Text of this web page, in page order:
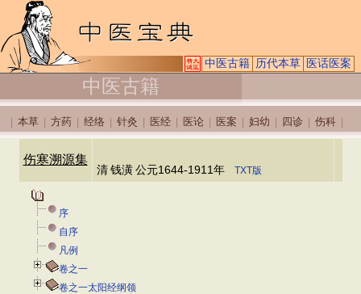
中医古籍 历代本草 医话医案
中医古籍
本草 方药 经络 针灸 医经 医论 医案 妇幼 四诊 伤科
伤寒溯源集
清 钱潢 公元1644-1911年 TXT版
序
自序
凡例
卷之一
卷之一太阳经纲领